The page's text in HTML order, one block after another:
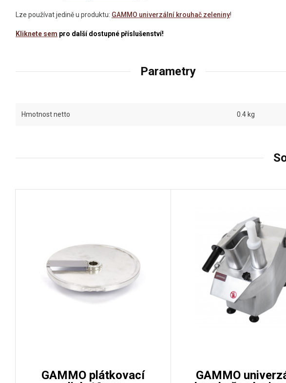
Lze používat jedině u produktu: GAMMO univerzální krouhač zeleniny!
Kliknete sem pro další dostupné příslušenství!
Parametry
Hmotnost netto 0.4 kg
GAMMO plátkovací
GAMMO